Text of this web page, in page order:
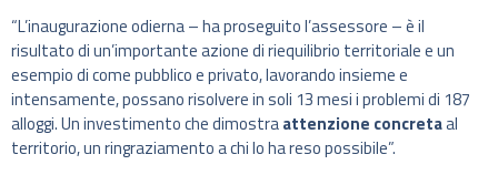
“L’inaugurazione odierna – ha proseguito l’assessore – è il
risultato di un’importante azione di riequilibrio territoriale e un
esempio di come pubblico e privato, lavorando insieme e
intensamente, possano risolvere in soli 13 mesi i problemi di 187
alloggi. Un investimento che dimostraattenzione concretaal
territorio, un ringraziamento a chi lo ha reso possibile”.